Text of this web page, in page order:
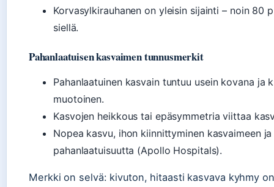
Korvasylkirauhanen on yleisin sijainti – noin 80
siellä.
Pahanlaatuisen kasvaimen tunnusmerkit
Pahanlaatuinen kasvain tuntuu usein kovana ja
muotoinen.
Kasvojen heikkous tai epäsymmetria viittaa
Nopea kasvu, ihon kiinnittyminen kasvaimeen
pahanlaatuisuutta (Apollo Hospitals).
Merkki on selvä: kivuton, hitaasti kasvava kyhmy